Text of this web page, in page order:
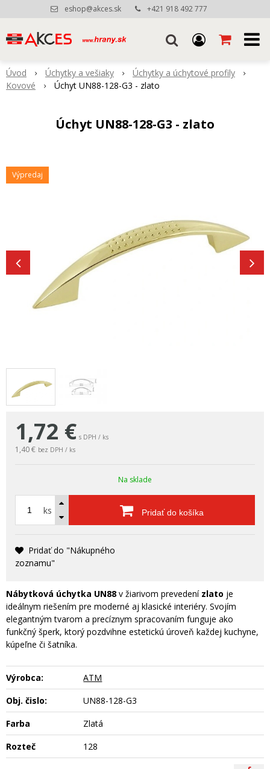
eshop@akces.sk +421 918 492 777
Úvod Úchytky a vešiaky
Úchytky a úchytové profily
Kovové
Úchyt UN88-128-G3 - zlato
Úchyt UN88-128-G3 - zlato
Výpredaj
1,72 € s DPH / ks
1,40 € bez DPH / ks
Na sklade
ks Pridať do košíka
Pridať do "Nákupného
zoznamu"
Nábytková úchytka UN88 v žiarivom prevedení zlato je
ideálnym riešením pre moderné aj klasické interiéry. Svojím
elegantným tvarom a precíznym spracovaním funguje ako
funkčný šperk, ktorý pozdvihne estetickú úroveň každej kuchyne,
kúpeľne či šatníka.
Výrobca:
ATM
Obj. čislo:
UN88-128-G3
Farba
Zlatá
Rozteč
128